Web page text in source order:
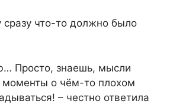
что-то должно было
Просто, знаешь, мысли
моменты о чём-то плохом
– честно ответила